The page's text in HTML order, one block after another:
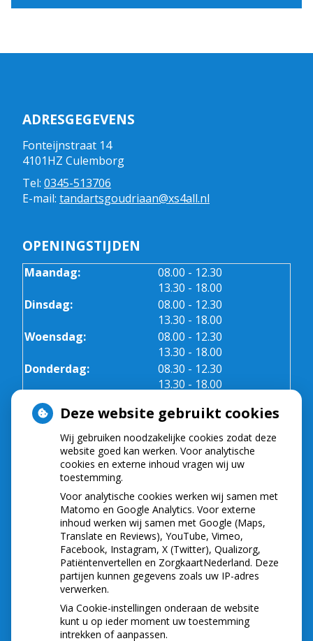
ADRESGEGEVENS
Fonteijnstraat 14
4101HZ Culemborg
Tel: 0345-513706
E-mail: tandartsgoudriaan@xs4all.nl
OPENINGSTIJDEN
Maandag: 08.00 tot
- 12.30
13.30 tot
- 18.00
Dinsdag:
08.00 tot
- 12.30
13.30 tot
- 18.00
Woensdag:
08.00 tot
- 12.30
13.30 tot
- 18.00
Donderdag:
08.30 tot
- 12.30
13.30 tot
- 18.00
Vrijdag:
NIEUWS
Let op: valse Infomedics-mails over
openstaande rekening
Tanden bleken? Laat het veilig doen!
Gezond tandvlees: de basis voor een gezonde
mond
Naar de tandarts in het buitenland? Wees op je
hoede!
(Mond)zorgkosten gemaakt in 2025? Check of
die aftrekbaar zijn
Deze website gebruikt cookies
Wij gebruiken noodzakelijke cookies zodat deze
website goed kan werken. Voor analytische
cookies en externe inhoud vragen wij uw
toestemming.
Voor analytische cookies werken wij samen met
Matomo en Google Analytics. Voor externe
inhoud werken wij samen met Google (Maps,
Translate en Reviews), YouTube, Vimeo,
Facebook, Instagram, X (Twitter), Qualizorg,
Patiëntenvertellen en ZorgkaartNederland. Deze
partijen kunnen gegevens zoals uw IP-adres
verwerken.
Via Cookie-instellingen onderaan de website
kunt u op ieder moment uw toestemming
intrekken of aanpassen.